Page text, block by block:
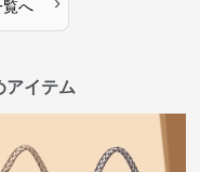
覧へ
アイテム